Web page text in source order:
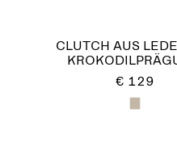
CLUTCH AUS
€ 129